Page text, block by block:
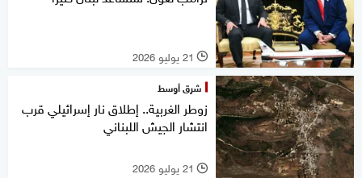
l 21 يوليو 2026
شرق أوسط
زوطر الغربية.. إطلاق نار إسرائيلي قرب
انتشار الجيش اللبناني
l 21 يوليو 2026